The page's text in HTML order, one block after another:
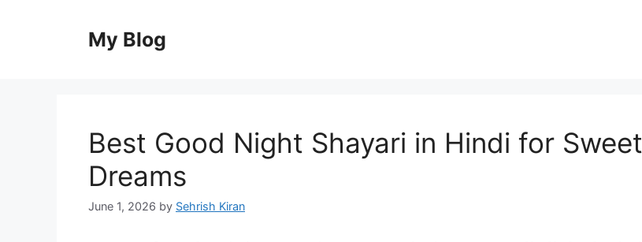
My Blog
Best Good Night Shayari in Hindi for Sweet
Dreams
June 1, 2026 by Sehrish Kiran